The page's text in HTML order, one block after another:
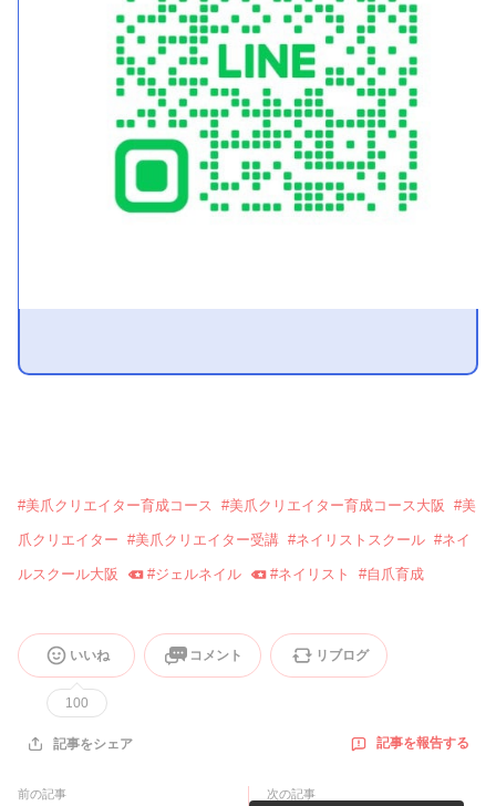
#美爪クリエイター育成コース #美爪クリエイター育成コース大阪 #美
爪クリエイター #美爪クリエイター受講 #ネイリストスクール #ネイ
ルスクール大阪 #ジェルネイル #ネイリスト #自爪育成
いいね
100
コメント リブログ
記事をシェア 記事を報告する
前の記事 次の記事